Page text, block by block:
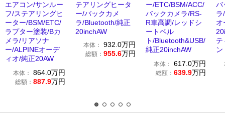
エアコン/サンルー
フ/ステアリングヒ
ーター/BSM/ETC/
ラプター塗装/Bカ
メラ/リアソナ
ー/ALPINEオーデ
ィオ/純正20AW
本体： 864.0万円
総額： 887.9万円
テアリングヒータ
ー/バックカメ
ラ/Bluetooth/純正
20inchAW
本体： 932.0万円
総額： 955.6万円
ー/ETC/BSM/ACC/
バックカメラ/RS-
R車高調/レッドシ
ートベル
ト/Bluetooth&USB/
純正20inchAW
本体： 617.0万円
総額： 639.9万円
バ
ラ
オ
テ